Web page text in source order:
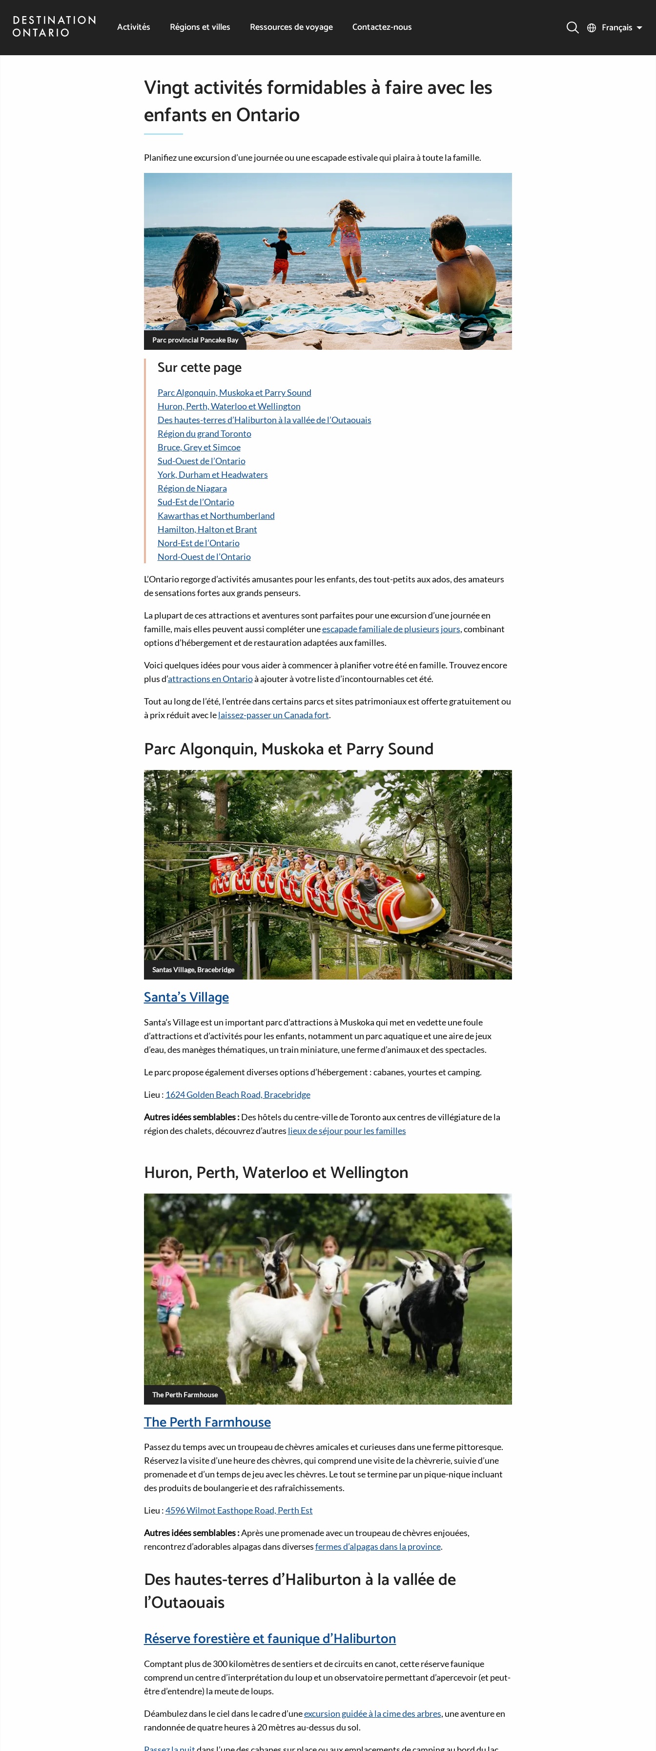
Activités Régions et villes Ressources de voyage Contactez-nous Français
Vingt activités formidables à faire avec les
enfants en Ontario
Planifiez une excursion d’une journée ou une escapade estivale qui plaira à toute la famille.
Parc provincial Pancake Bay
Sur cette page
Parc Algonquin, Muskoka et Parry Sound
Huron, Perth, Waterloo et Wellington
Des hautes-terres d’Haliburton à la vallée de l’Outaouais
Région du grand Toronto
Bruce, Grey et Simcoe
Sud-Ouest de l’Ontario
York, Durham et Headwaters
Région de Niagara
Sud-Est de l’Ontario
Kawarthas et Northumberland
Hamilton, Halton et Brant
Nord-Est de l’Ontario
Nord-Ouest de l’Ontario
L’Ontario regorge d’activités amusantes pour les enfants, des tout-petits aux ados, des amateurs
de sensations fortes aux grands penseurs.
La plupart de ces attractions et aventures sont parfaites pour une excursion d’une journée en
famille, mais elles peuvent aussi compléter uneescapade familiale de plusieurs jours, combinant
options d’hébergement et de restauration adaptées aux familles.
Voici quelques idées pour vous aider à commencer à planifier votre été en famille. Trouvez encore
plus d’attractions en Ontarioà ajouter à votre liste d’incontournables cet été.
Tout au long de l’été, l’entrée dans certains parcs et sites patrimoniaux est offerte gratuitement ou
à prix réduit avec lelaissez-passer un Canada fort.
Parc Algonquin, Muskoka et Parry Sound
Santas Village, Bracebridge
Santa’s Village
Santa’s Village est un important parc d’attractions à Muskoka qui met en vedette une foule
d’attractions et d’activités pour les enfants, notamment un parc aquatique et une aire de jeux
d’eau, des manèges thématiques, un train miniature, une ferme d’animaux et des spectacles.
Le parc propose également diverses options d’hébergement : cabanes, yourtes et camping.
Lieu : 1624 Golden Beach Road, Bracebridge
Autres idées semblables : Des hôtels du centre-ville de Toronto aux centres de villégiature de la
région des chalets, découvrez d’autres lieux de séjour pour les familles
Huron, Perth, Waterloo et Wellington
The Perth Farmhouse
The Perth Farmhouse
Passez du temps avec un troupeau de chèvres amicales et curieuses dans une ferme pittoresque.
Réservez la visite d’une heure des chèvres, qui comprend une visite de la chèvrerie, suivie d’une
promenade et d’un temps de jeu avec les chèvres. Le tout se termine par un pique-nique incluant
des produits de boulangerie et des rafraîchissements.
Lieu :4596 Wilmot Easthope Road, Perth Est
Autres idées semblables :Après une promenade avec un troupeau de chèvres enjouées,
rencontrez d’adorables alpagas dans diversesfermes d’alpagas dans la province.
Des hautes-terres d’Haliburton à la vallée de
l’Outaouais
Réserve forestière et faunique d’Haliburton
Comptant plus de 300 kilomètres de sentiers et de circuits en canot, cette réserve faunique
comprend un centre d’interprétation du loup et un observatoire permettant d’apercevoir (et peut-
être d’entendre) la meute de loups.
Déambulez dans le ciel dans le cadre d’uneexcursion guidée à la cime des arbres, une aventure en
randonnée de quatre heures à 20 mètres au-dessus du sol.